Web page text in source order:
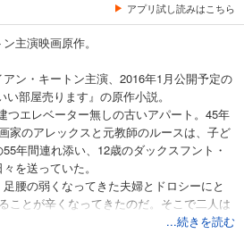
アプリ試し読みはこちら
主演映画原作。
ン・キートン主演、2016年1月公開予定の
部屋売ります』の原作小説。
つエレベーター無しの古いアパート。45年
家のアレックスと元教師のルースは、子ど
年間連れ添い、12歳のダックスフント・
を送っていた。
腰の弱くなってきた夫婦とドロシーにと
ことが辛くなってきたのだ。そこで二人は
エレベーター付きの物件を購入する計画を
...続きを読む